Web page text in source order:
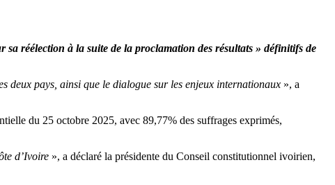
réélection à la suite de la proclamation des résultats » définitifs de
deux pays, ainsi que le dialogue sur les enjeux internationaux », a
du 25 octobre 2025, avec 89,77% des suffrages exprimés,
d’Ivoire », a déclaré la présidente du Conseil constitutionnel ivoirien,